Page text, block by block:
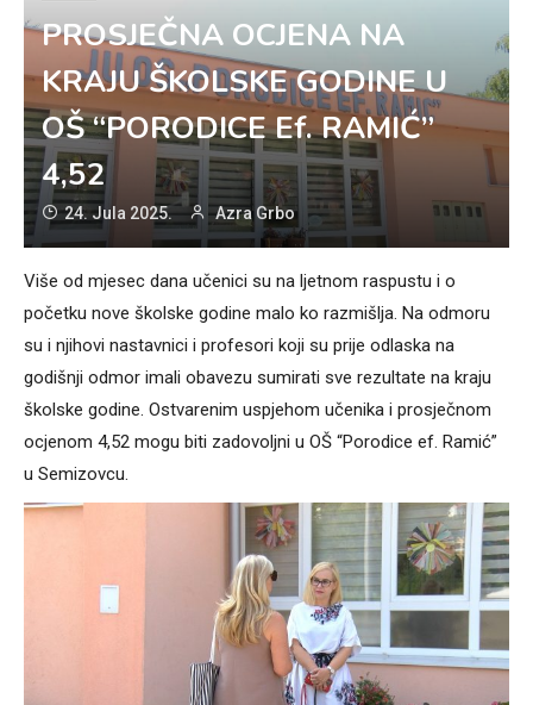
PROSJEČNA OCJENA NA
KRAJU ŠKOLSKE GODINE U
OŠ “PORODICE Ef. RAMIĆ”
4,52
24. Jula 2025. Azra Grbo
Više od mjesec dana učenici su na ljetnom raspustu i o
početku nove školske godine malo ko razmišlja. Na odmoru
su i njihovi nastavnici i profesori koji su prije odlaska na
godišnji odmor imali obavezu sumirati sve rezultate na kraju
školske godine. Ostvarenim uspjehom učenika i prosječnom
ocjenom 4,52 mogu biti zadovoljni u OŠ “Porodice ef. Ramić”
u Semizovcu.